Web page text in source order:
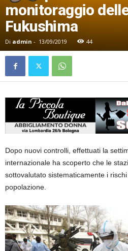
monitoraggio
Fukushima
Di admin - 13/09/2019 44
Dopo nuovi controlli, effettuati la
internazionale ha scoperto che le
sottovalutato sistematicamente i
popolazione.